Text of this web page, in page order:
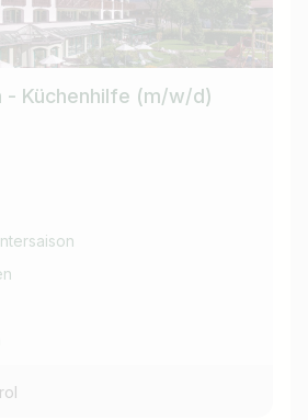
- Küchenhilfe (m/w/d)